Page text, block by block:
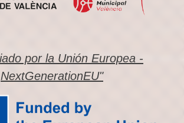
por la Unión Europea -
NextGenerationEU"